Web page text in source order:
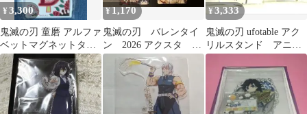
¥3,300
鬼滅の刃 童磨 アルファ
ベットマグネットタイ
ル X D 2種 ufotable
¥1,170
鬼滅の刃 バレンタイ
ン 2026 アクスタ コ
ースター 嘴平伊之
助 神崎アオイ
¥3,333
鬼滅の刃 ufotable アク
リルスタンド アニメ
イト